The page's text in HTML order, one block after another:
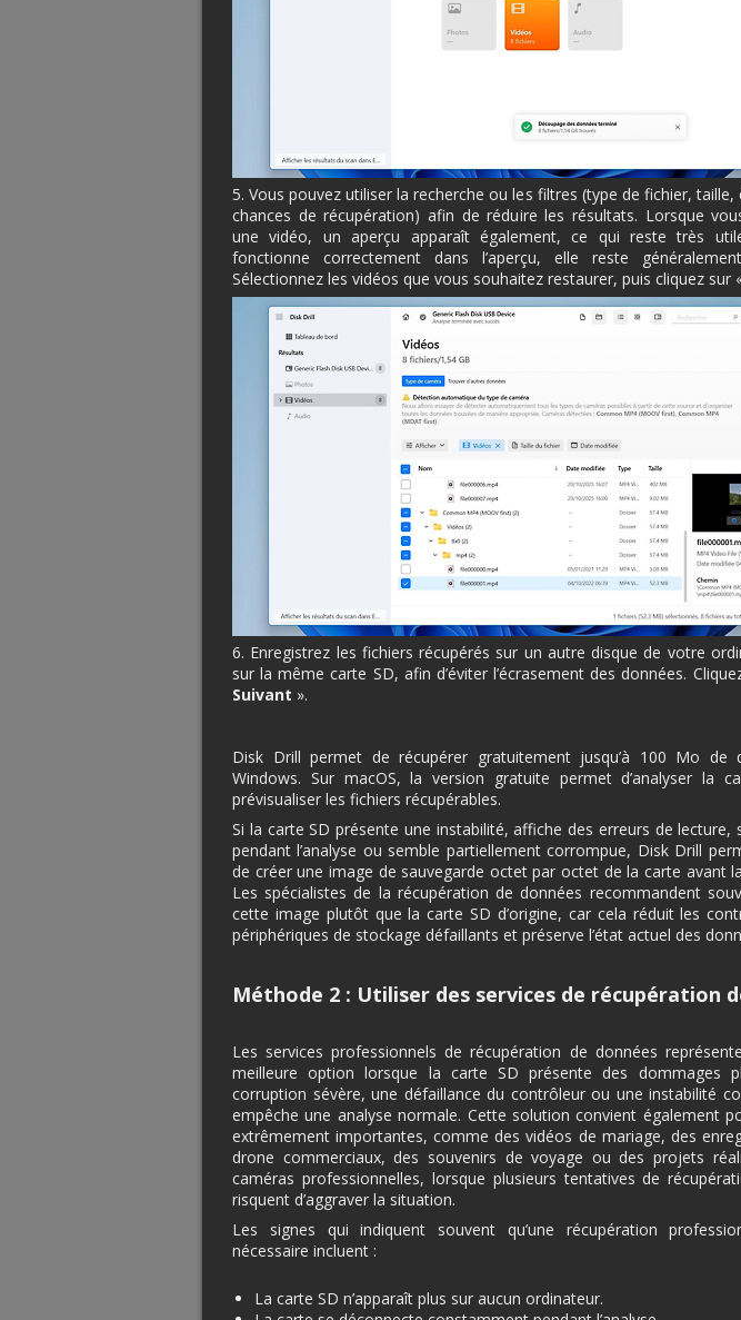
5. Vous pouvez utiliser la recherche ou les filtres (type de fichier,
chances de récupération) afin de réduire les résultats. Lorsque
une vidéo, un aperçu apparaît également, ce qui reste très
fonctionne correctement dans l’aperçu, elle reste
Sélectionnez les vidéos que vous souhaitez restaurer, puis cliquez sur
6. Enregistrez les fichiers récupérés sur un autre disque de votre
sur la même carte SD, afin d’éviter l’écrasement des données.
Suivant ».
Disk Drill permet de récupérer gratuitement jusqu’à 100 Mo de
Windows. Sur macOS, la version gratuite permet d’analyser la
prévisualiser les fichiers récupérables.
Si la carte SD présente une instabilité, affiche des erreurs de lecture,
pendant l’analyse ou semble partiellement corrompue, Disk Drill
de créer une image de sauvegarde octet par octet de la carte avant
Les spécialistes de la récupération de données recommandent
cette image plutôt que la carte SD d’origine, car cela réduit les
périphériques de stockage défaillants et préserve l’état actuel des
Méthode 2 : Utiliser des services de récupération
Les services professionnels de récupération de données
meilleure option lorsque la carte SD présente des dommages
corruption sévère, une défaillance du contrôleur ou une instabilité
empêche une analyse normale. Cette solution convient également
extrêmement importantes, comme des vidéos de mariage, des
drone commerciaux, des souvenirs de voyage ou des projets
caméras professionnelles, lorsque plusieurs tentatives de
risquent d’aggraver la situation.
Les signes qui indiquent souvent qu’une récupération
nécessaire incluent :
La carte SD n’apparaît plus sur aucun ordinateur.